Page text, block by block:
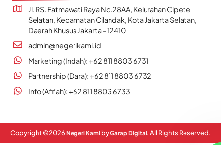
Jl. RS. Fatmawati Raya No.28AA, Kelurahan Cipete
Selatan, Kecamatan Cilandak, Kota Jakarta Selatan,
Daerah Khusus Jakarta - 12410
admin@negerikami.id
Marketing (Indah): +62 811 8803 6731
Partnership (Dara): +62 811 8803 6732
Info (Afifah): +62 811 8803 6733
Copyright ©2026 Negeri Kami byGarap Digital. All Rights Reserved.